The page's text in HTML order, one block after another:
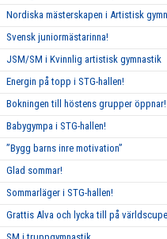
Nordiska mästerskapen i Artistisk
Svensk juniormästarinna!
JSM/SM i Kvinnlig artistisk gymnastik
Energin på topp i STG-hallen!
Bokningen till höstens grupper öppnar!
Babygympa i STG-hallen!
”Bygg barns inre motivation”
Glad sommar!
Sommarläger i STG-hallen!
Grattis Alva och lycka till på